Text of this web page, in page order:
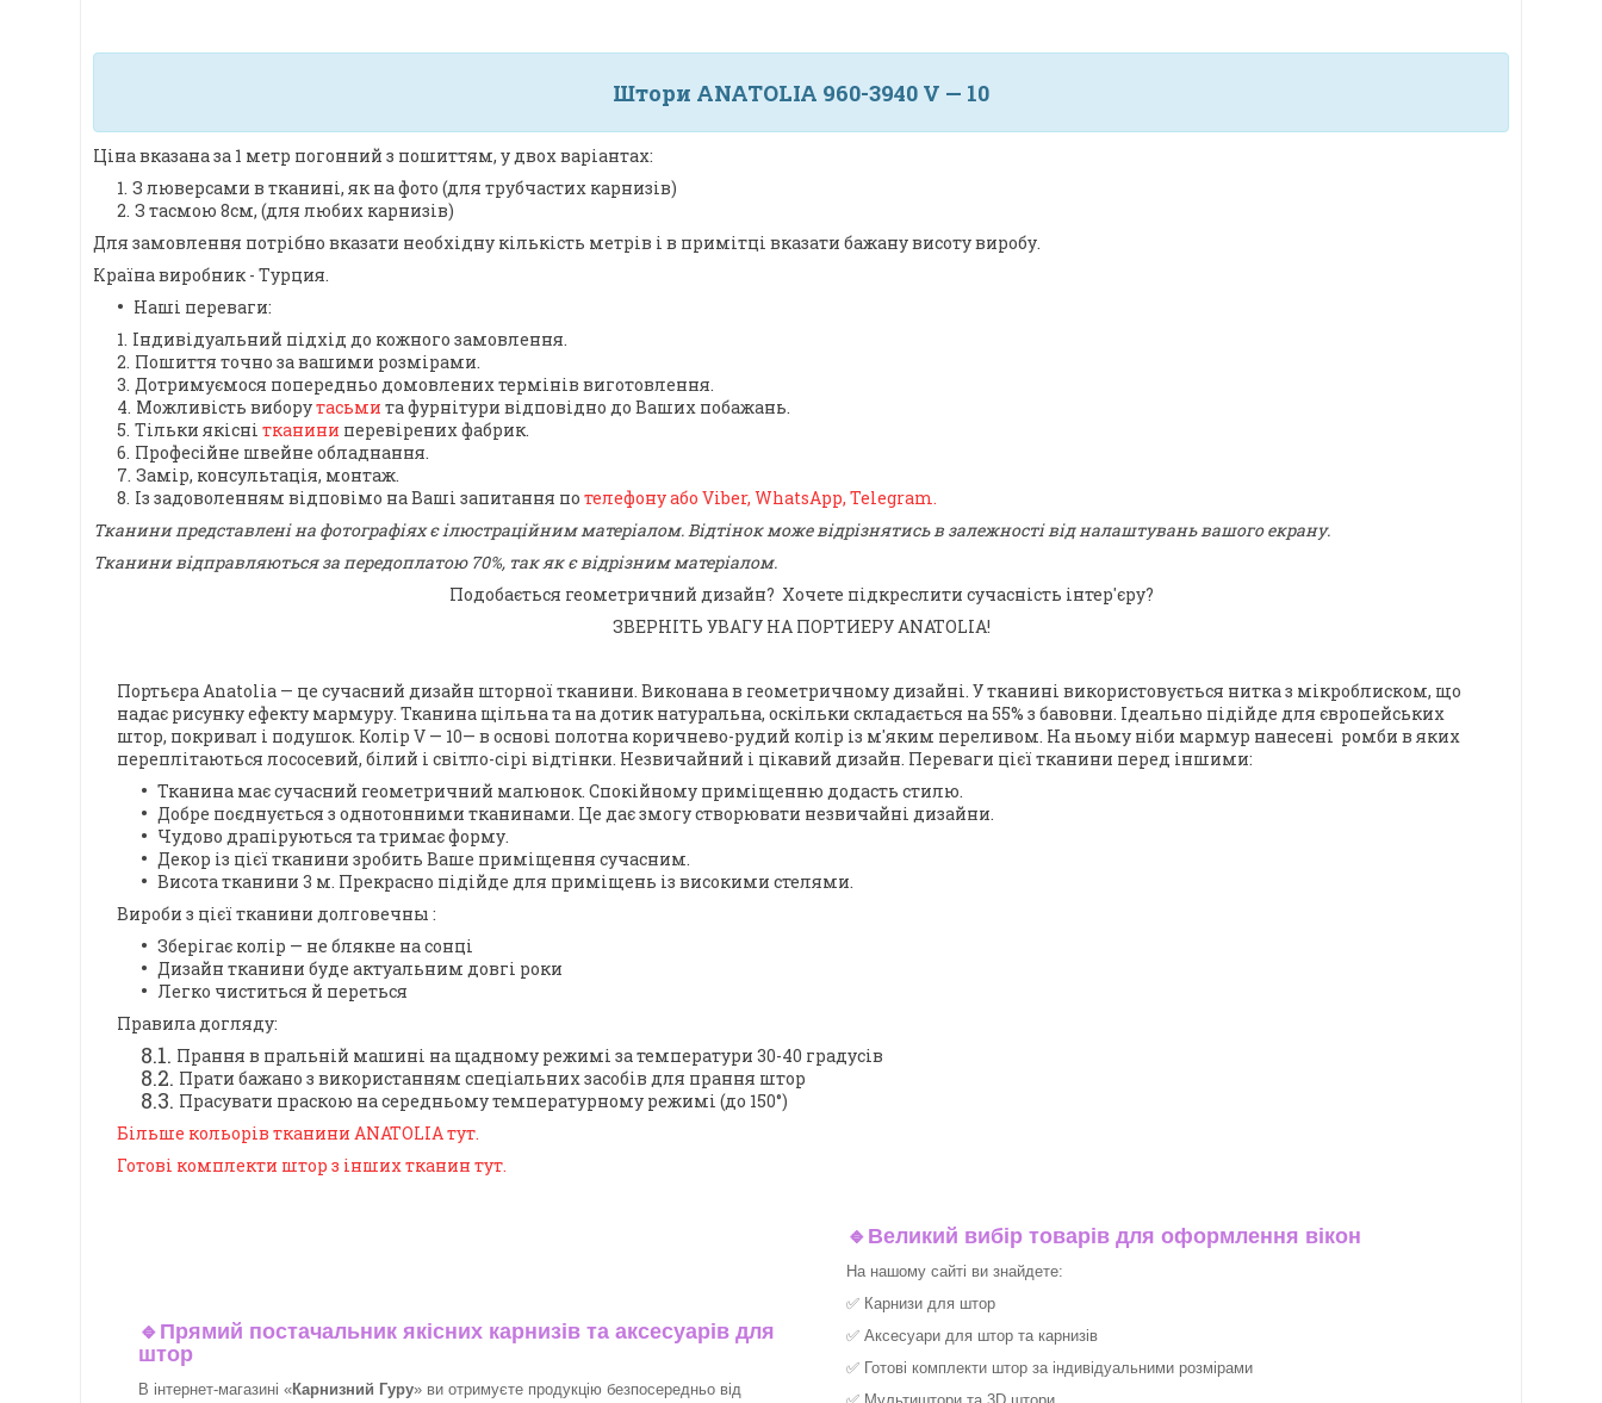
Штори ANATOLIA 960-3940 V — 10
Ціна вказана за 1 метр погонний з пошиттям, у двох варіантах:
З люверсами в тканині, як на фото (для трубчастих карнизів)
З тасмою 8см, (для любих карнизів)
Для замовлення потрібно вказати необхідну кількість метрів і в примітці вказати бажану висоту виробу.
Країна виробник - Турция.
Наші переваги:
Індивідуальний підхід до кожного замовлення.
Пошиття точно за вашими розмірами.
Дотримуємося попередньо домовлених термінів виготовлення.
Можливість виборутасьми та фурнітури відповідно до Ваших побажань.
Тільки якісні тканини перевірених фабрик.
Професійне швейне обладнання.
Замір, консультація, монтаж.
Із задоволенням відповімо на Ваші запитання по телефону або Viber, WhatsApp, Telegram.
Тканини представлені на фотографіях є ілюстраційним матеріалом. Відтінок може відрізнятись в залежності від налаштувань вашого екрану.
Тканини відправляються за передоплатою 70%, так як є відрізним матеріалом.
Подобається геометричний дизайн? Хочете підкреслити сучасність інтер'єру?
ЗВЕРНІТЬ УВАГУ НА ПОРТИЕРУ ANATOLIA!
ПортьєраAnatolia — це сучасний дизайн шторної тканини. Виконана в геометричному дизайні. У тканині використовується нитка з мікроблиском, що
надає рисунку ефекту мармуру. Тканина щільна та на дотик натуральна, оскільки складається на 55% з бавовни. Ідеально підійде для європейських
штор, покривал і подушок. Колір V — 10— в основі полотна коричнево-рудий колір із м'яким переливом. На ньому ніби мармур нанесені ромби в яких
переплітаються лососевий, білий і світло-сірі відтінки. Незвичайний і цікавий дизайн. Переваги цієї тканини перед іншими:
Тканина має сучасний геометричний малюнок. Спокійному приміщенню додасть стилю.
Добре поєднується з однотонними тканинами. Це дає змогу створювати незвичайні дизайни.
Чудово драпіруються та тримає форму.
Декор із цієї тканини зробить Ваше приміщення сучасним.
Висота тканини 3 м. Прекрасно підійде для приміщень із високими стелями.
Вироби з цієї тканини долговечны :
Зберігає колір — не блякне на сонці
Дизайн тканини буде актуальним довгі роки
Легко чиститься й переться
Правила догляду:
Прання в пральній машині на щадному режимі за температури 30-40 градусів
Прати бажано з використанням спеціальних засобів для прання штор
Прасувати праскою на середньому температурному режимі (до 150°)
Більше кольорів тканини ANATOLIA тут.
Готові комплекти штор з інших тканин тут.
🔹 Прямий постачальник якісних карнизів та аксесуарів для
штор
В інтернет-магазині «Карнизний Гуру» ви отримуєте продукцію безпосередньо від
🔹 Великий вибір товарів для оформлення вікон
На нашому сайті ви знайдете:
✅ Карнизи для штор
✅ Аксесуари для штор та карнизів
✅ Готові комплекти штор за індивідуальними розмірами